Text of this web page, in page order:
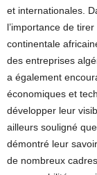
et internationales.
l’importance de
continentale
des entreprises
a également
économiques et
développer leur
ailleurs souligné
démontré leur
de nombreux